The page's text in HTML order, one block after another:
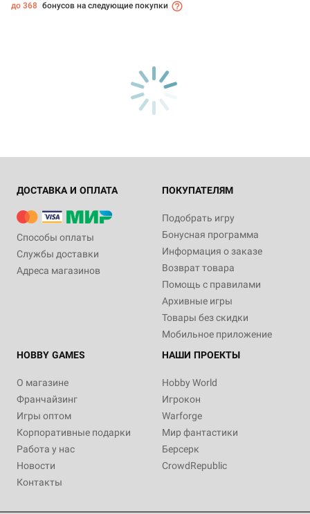
до 368 бонусов на следующие покупки
ДОСТАВКА И ОПЛАТА
Способы оплаты
Службы доставки
Адреса магазинов
ПОКУПАТЕЛЯМ
Подобрать игру
Бонусная программа
Информация о заказе
Возврат товара
Помощь с правилами
Архивные игры
Товары без скидки
Мобильное приложение
HOBBY GAMES
О магазине
Франчайзинг
Игры оптом
Корпоративные подарки
Работа у нас
Новости
Контакты
НАШИ ПРОЕКТЫ
Hobby World
Игрокон
Warforge
Мир фантастики
Берсерк
CrowdRepublic